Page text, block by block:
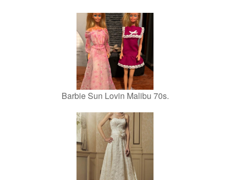
Barbie Sun Lovin Malibu 70s.